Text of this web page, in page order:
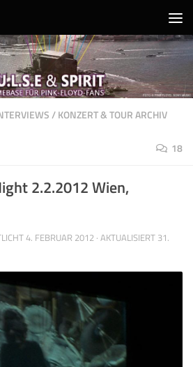
/KONZERT & TOUR ARCHIV
18
2.2.2012 Wien,
4. FEBRUAR 2012 · AKTUALISIERT 31.